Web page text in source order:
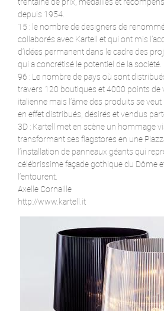
depuis 1954.
15 : le nombre de designers de
collaborés avec Kartell et qui ont mis
d’idées permanent dans le cadre des
qui a concrétisé le potentiel de la société.
96 : Le nombre de pays où sont
travers 120 boutiques et 4000 points de
italienne mais l’âme des produits se
en effet distribués, désirés et vendus
3D : Kartell met en scène un hommage
transformant ses flagstores en une
l’installation de panneaux géants qui
célébrissime façade gothique du Dôme
l’entourent.
Axelle Cornaille
http://www.kartell.it